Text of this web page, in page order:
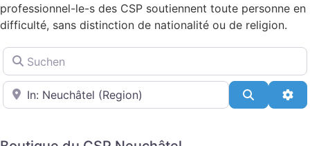
professionnel-le-s des CSP soutiennent toute personne en
difficulté, sans distinction de nationalité ou de religion.
Suchen
in der Nähe
Suchen